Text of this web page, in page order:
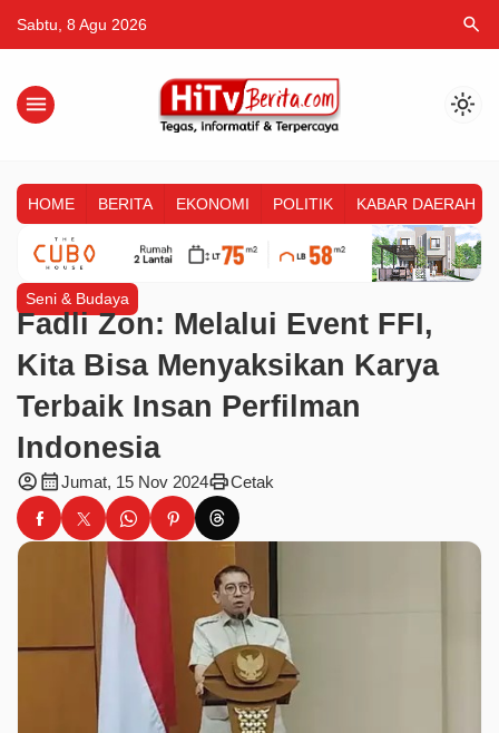
Sabtu, 8 Agu 2026 search
menu light_mode
HOME BERITA EKONOMI POLITIK KABAR DAERAH
Seni & Budaya
Fadli Zon: Melalui Event FFI,
Kita Bisa Menyaksikan Karya
Terbaik Insan Perfilman
Indonesia
account_circlecalendar_monthJumat, 15 Nov 2024printCetak